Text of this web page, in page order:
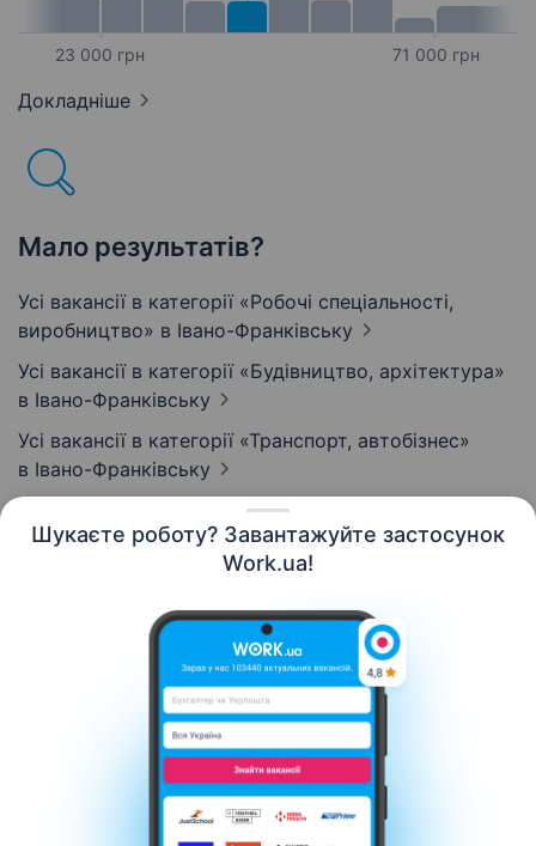
Шукаєте роботу? Завантажуйте застосунок
Work.ua!
23 000 грн 71 000 грн
Докладніше
Мало результатів?
Усі вакансії в категорії «Робочі спеціальності,
виробництво» в Івано-Франківську
Усі вакансії в категорії «Будівництво, архітектура»
в Івано-Франківську
Усі вакансії в категорії «Транспорт, автобізнес»
в Івано-Франківську
Контакти Про нас
Кар’єра
Допомога Умови використання